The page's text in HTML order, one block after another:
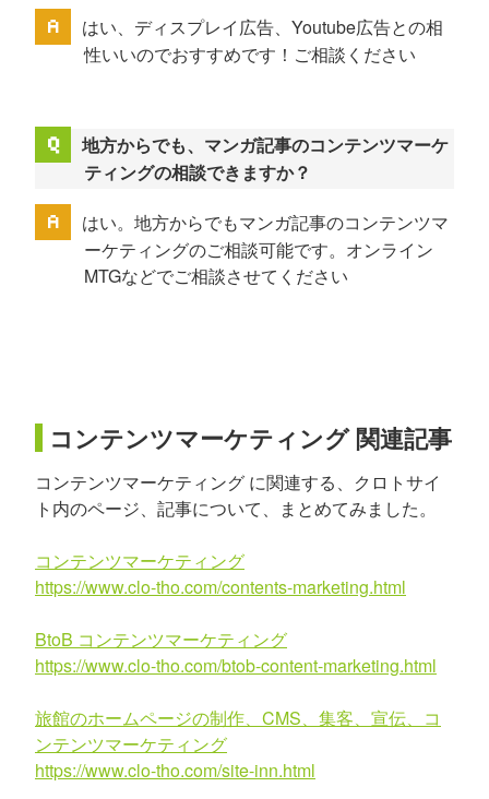
はい、ディスプレイ広告、Youtube広告との相
性いいのでおすすめです！ご相談ください
地方からでも、マンガ記事のコンテンツマーケ
ティングの相談できますか？
はい。地方からでもマンガ記事のコンテンツマ
ーケティングのご相談可能です。オンライン
MTGなどでご相談させてください
コンテンツマーケティング 関連記事
コンテンツマーケティング に関連する、クロトサイ
ト内のページ、記事について、まとめてみました。
コンテンツマーケティング
https://www.clo-tho.com/contents-marketing.html
BtoB コンテンツマーケティング
https://www.clo-tho.com/btob-content-marketing.html
旅館のホームページの制作、CMS、集客、宣伝、コ
ンテンツマーケティング
https://www.clo-tho.com/site-inn.html